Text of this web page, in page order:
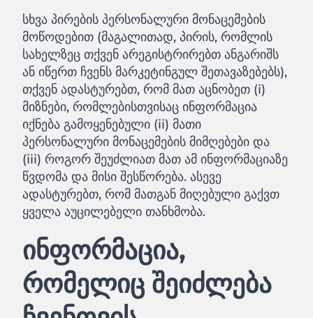
სხვა პირების პერსონალური მონაცემების
მოწოდებით (მაგალითად, პირის, რომლის
სახელზეც თქვენ არეგისტრირებთ ანგარიშს
ან იწერთ ჩვენს მარკეტინგულ შეთავაზებებს),
თქვენ ადასტურებთ, რომ მათ აცნობეთ (i)
მიზნები, რომლებისთვისაც ინფორმაცია
იქნება გამოყენებული (ii) მათი
პერსონალური მონაცემების მიმღებები და
(iii) როგორ შეუძლიათ მათ ამ ინფორმაციაზე
წვდომა და მისი შესწორება. ასევე
ადასტურებთ, რომ მათგან მიღებული გაქვთ
ყველა აუცილებელი თანხმობა.
ინფორმაცია,
რომელიც შეიძლება